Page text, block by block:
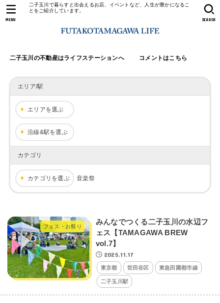
二子玉川で暮らすと出会えるお店、イベントなど、人生が豊かになるこ
とをご紹介しています。
二子玉川の不動産はライフステーションへ コメントはこちら
SEARCH
MENU
エリア/駅
エリアを選ぶ
沿線&駅を選ぶ
カテゴリ
カテゴリを選ぶ 音楽祭
フェス・お祭り
みんなでつくる二子玉川の水辺フ
ェス【TAMAGAWA BREW
vol.7】
2025.11.17
東京都 世田谷区 東急田園都市線
二子玉川駅